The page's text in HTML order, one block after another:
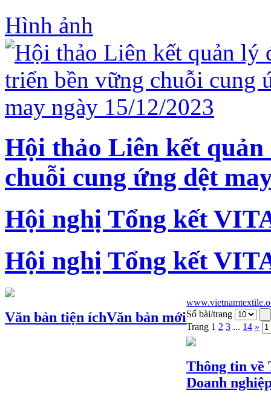
Hình ảnh
Hội thảo Liên kết
chuỗi cung ứng dệt
Hội nghị Tổng kết
Hội nghị Tổng kết
Văn bản tiện íchVăn bản mớiSố bài/trang
Trang 1 2 3 ... 14 »
Thông tin về
Doanh